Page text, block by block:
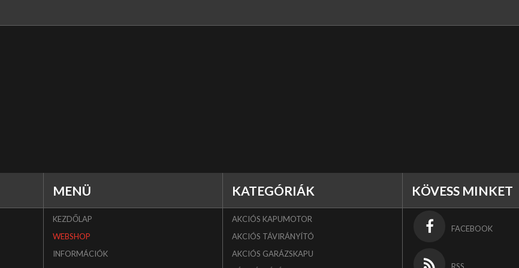
MENÜ
KEZDŐLAP
WEBSHOP
INFORMÁCIÓK
KATEGÓRIÁK
AKCIÓS KAPUMOTOR
AKCIÓS TÁVIRÁNYÍTÓ
AKCIÓS GARÁZSKAPU
KÖVESS MINKET
FACEBOOK